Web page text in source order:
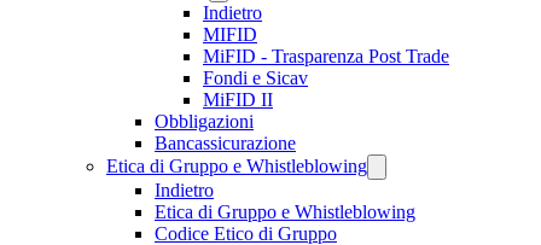
Indietro
MIFID
MiFID - Trasparenza Post Trade
Fondi e Sicav
MiFID II
Obbligazioni
Bancassicurazione
Etica di Gruppo e Whistleblowing
Indietro
Etica di Gruppo e Whistleblowing
Codice Etico di Gruppo